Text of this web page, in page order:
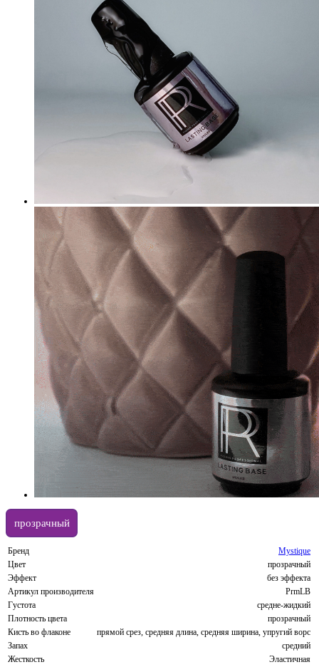
прозрачный
Бренд
Mystique
Цвет
прозрачный
Эффект
без эффекта
Артикул производителя
PrmLB
Густота
средне-жидкий
Плотность цвета
прозрачный
Кисть во флаконе
прямой срез, средняя длина, средняя ширина, упругий ворс
Запах
средний
Жесткость
Эластичная